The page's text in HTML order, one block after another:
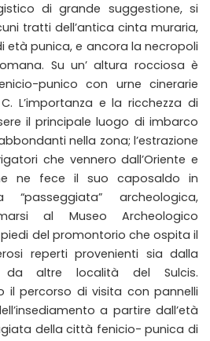
di grande suggestione, si
tratti dell’antica cinta muraria,
età punica, e ancora la necropoli
Su un’ altura rocciosa è
punico con urne cinerarie
L’importanza e la ricchezza di
il principale luogo di imbarco
nella zona; l’estrazione
che vennero dall’Oriente e
ne fece il suo caposaldo in
archeologica,
al Museo Archeologico
del promontorio che ospita il
reperti provenienti sia dalla
altre località del Sulcis.
il percorso di visita con pannelli
a partire dall’età
della città fenicio- punica di